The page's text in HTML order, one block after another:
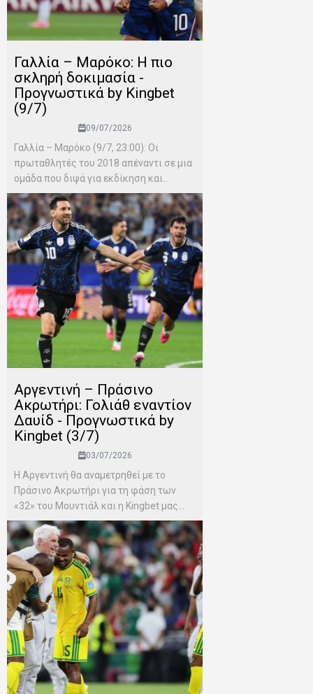
Γαλλία – Μαρόκο: Η πιο
σκληρή δοκιμασία -
Προγνωστικά by Kingbet
(9/7)
09/07/2026
Γαλλία – Μαρόκο (9/7, 23:00): Οι
πρωταθλητές του 2018 απέναντι σε μια
ομάδα που διψά για εκδίκηση και...
Αργεντινή – Πράσινο
Ακρωτήρι: Γολιάθ εναντίον
Δαυίδ - Προγνωστικά by
Kingbet (3/7)
03/07/2026
Η Αργεντινή θα αναμετρηθεί με το
Πράσινο Ακρωτήρι για τη φάση των
«32» του Μουντιάλ και η Kingbet μας...